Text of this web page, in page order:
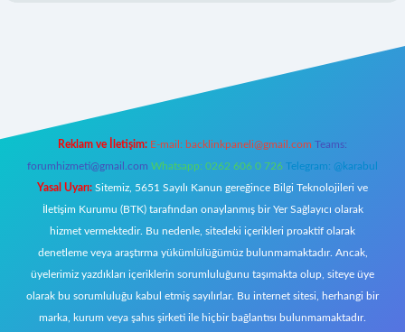
Reklam ve İletişim: E-mail: backlinkpaneli@gmail.com Teams:
forumhizmeti@gmail.com Whatsapp: 0262 606 0 726 Telegram: @karabul
Yasal Uyarı: Sitemiz, 5651 Sayılı Kanun gereğince Bilgi Teknolojileri ve
İletişim Kurumu (BTK) tarafından onaylanmış bir Yer Sağlayıcı olarak
hizmet vermektedir. Bu nedenle, sitedeki içerikleri proaktif olarak
denetleme veya araştırma yükümlülüğümüz bulunmamaktadır. Ancak,
üyelerimiz yazdıkları içeriklerin sorumluluğunu taşımakta olup, siteye üye
olarak bu sorumluluğu kabul etmiş sayılırlar. Bu internet sitesi, herhangi bir
marka, kurum veya şahıs şirketi ile hiçbir bağlantısı bulunmamaktadır.